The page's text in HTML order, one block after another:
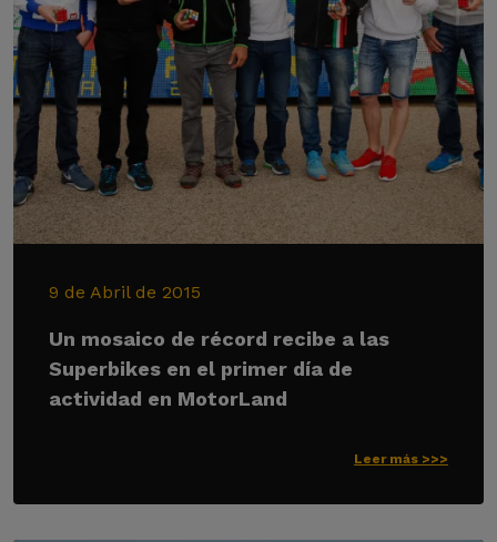
9 de Abril de 2015
Un mosaico de récord recibe a las
Superbikes en el primer día de
actividad en MotorLand
Leer más >>>